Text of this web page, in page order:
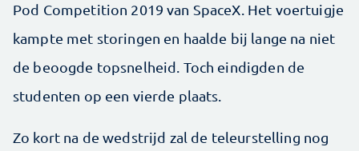
Pod Competition 2019 van SpaceX. Het voertuigje
kampte met storingen en haalde bij lange na niet
de beoogde topsnelheid. Toch eindigden de
studenten op een vierde plaats.
Zo kort na de wedstrijd zal de teleurstelling nog